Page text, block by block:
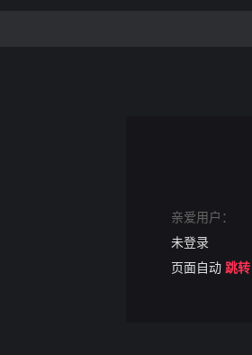
亲爱用户：
未登录
页面自动 跳转